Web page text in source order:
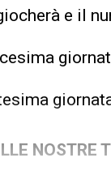
e il
NOSTRE